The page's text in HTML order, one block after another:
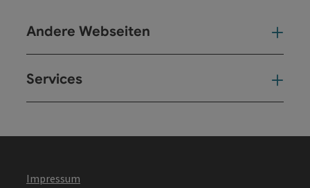
Andere Webseiten
Services
Impressum